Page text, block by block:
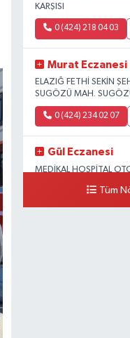
KARŞISI
0 (424) 218 04 03
Murat Eczanesi
ELAZIĞ FETHİ SEKİN
SUGÖZÜ MAH.
0 (424) 234 02 07
Gül Eczanesi
MEDİKAL HOSPİTAL
PARK HASTANESİTüm